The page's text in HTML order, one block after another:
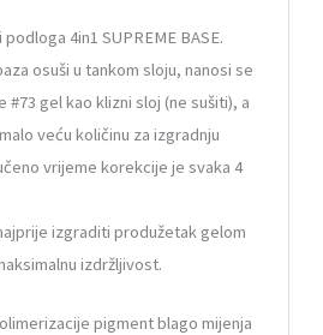
podloga 4in1 SUPREME BASE.
osuši u tankom sloju, nanosi se
#73 gelkao klizni sloj (ne sušiti), a
veću količinu za izgradnju
vrijeme korekcije je svaka 4
izgraditi produžetak gelom
izdržljivost.
pigment blago mijenja